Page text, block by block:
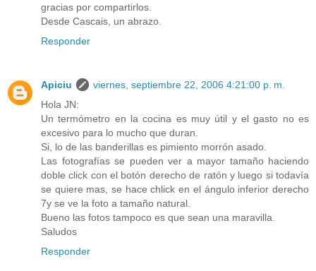
gracias por compartirlos.
Desde Cascais, un abrazo.
Responder
Apiciu
viernes, septiembre 22, 2006 4:21:00 p. m.
Hola JN:
Un termómetro en la cocina es muy útil y el gasto no es
excesivo para lo mucho que duran.
Si, lo de las banderillas es pimiento morrón asado.
Las fotografías se pueden ver a mayor tamaño haciendo
doble click con el botón derecho de ratón y luego si todavía
se quiere mas, se hace chlick en el ángulo inferior derecho
7y se ve la foto a tamaño natural.
Bueno las fotos tampoco es que sean una maravilla.
Saludos
Responder